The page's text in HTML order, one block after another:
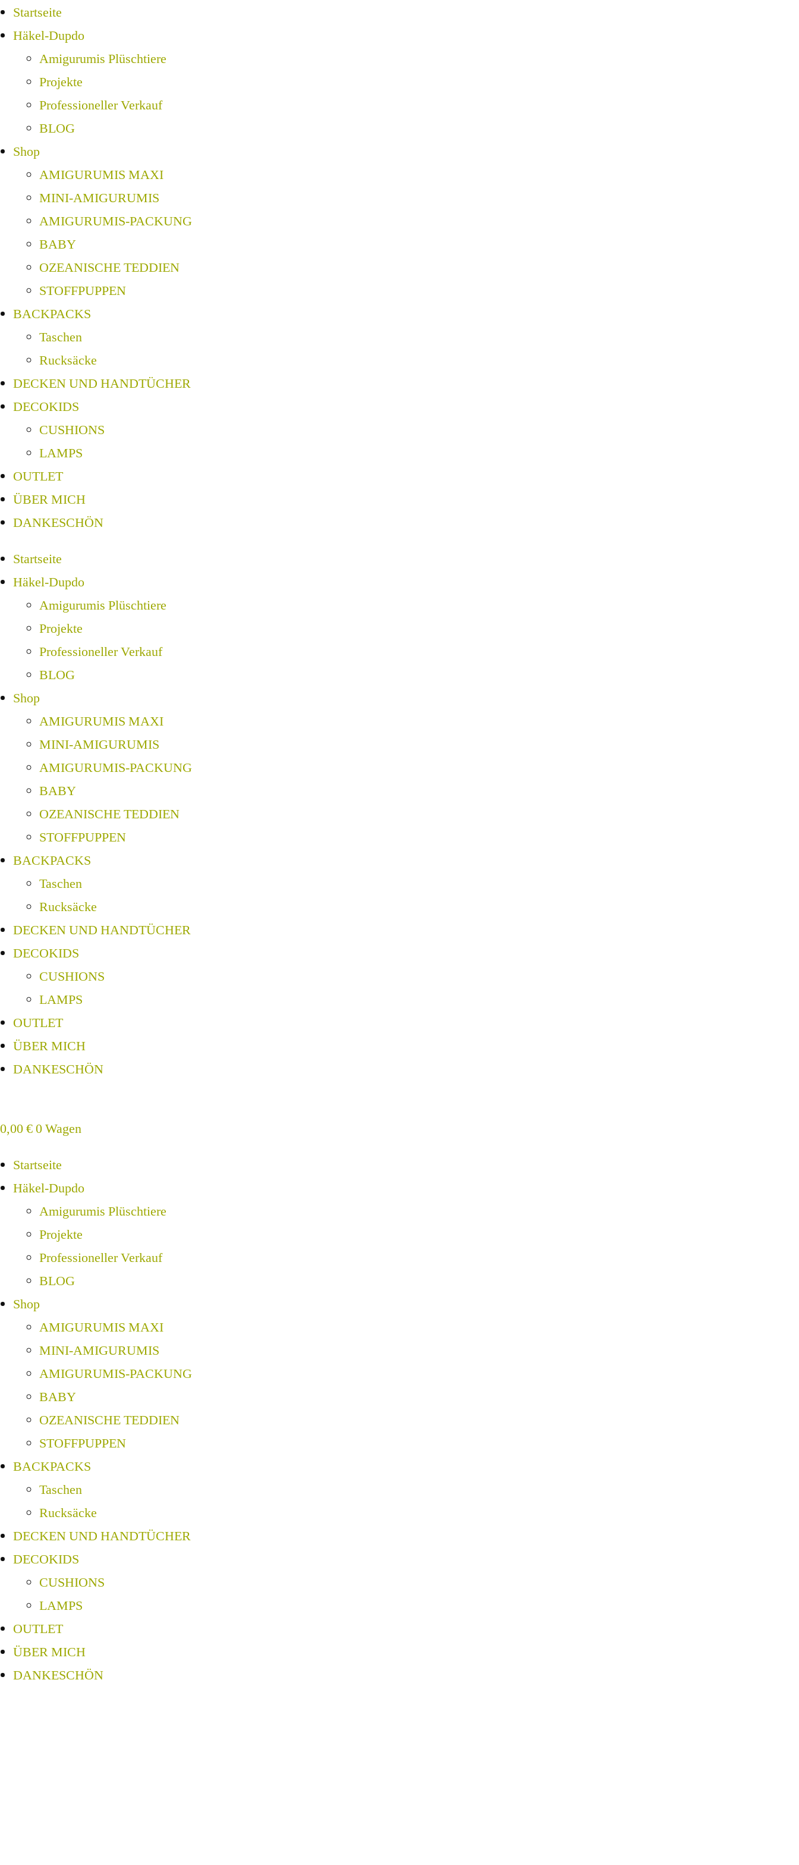
Startseite
Häkel-Dupdo
Amigurumis Plüschtiere
Projekte
Professioneller Verkauf
BLOG
Shop
AMIGURUMIS MAXI
MINI-AMIGURUMIS
AMIGURUMIS-PACKUNG
BABY
OZEANISCHE TEDDIEN
STOFFPUPPEN
BACKPACKS
Taschen
Rucksäcke
DECKEN UND HANDTÜCHER
DECOKIDS
CUSHIONS
LAMPS
OUTLET
ÜBER MICH
DANKESCHÖN
Startseite
Häkel-Dupdo
Amigurumis Plüschtiere
Projekte
Professioneller Verkauf
BLOG
Shop
AMIGURUMIS MAXI
MINI-AMIGURUMIS
AMIGURUMIS-PACKUNG
BABY
OZEANISCHE TEDDIEN
STOFFPUPPEN
BACKPACKS
Taschen
Rucksäcke
DECKEN UND HANDTÜCHER
DECOKIDS
CUSHIONS
LAMPS
OUTLET
ÜBER MICH
DANKESCHÖN
0,00€0Wagen
Startseite
Häkel-Dupdo
Amigurumis Plüschtiere
Projekte
Professioneller Verkauf
BLOG
Shop
AMIGURUMIS MAXI
MINI-AMIGURUMIS
AMIGURUMIS-PACKUNG
BABY
OZEANISCHE TEDDIEN
STOFFPUPPEN
BACKPACKS
Taschen
Rucksäcke
DECKEN UND HANDTÜCHER
DECOKIDS
CUSHIONS
LAMPS
OUTLET
ÜBER MICH
DANKESCHÖN